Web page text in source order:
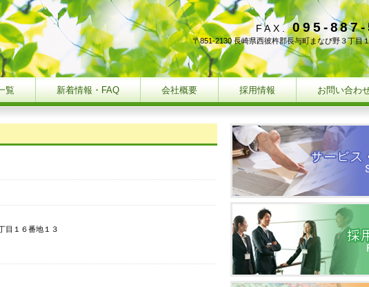
FAX.095-
〒851-2130 長崎県西彼杵郡長与町まなび野３丁目
目１６番地１３
覧 新着情報・FAQ 会社概要 採用情報 お問い合わ